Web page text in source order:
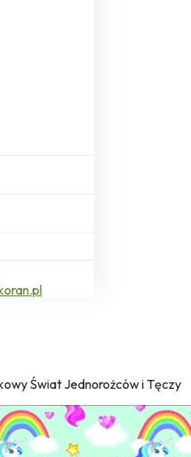
Świat Jednorożców i Tęczy